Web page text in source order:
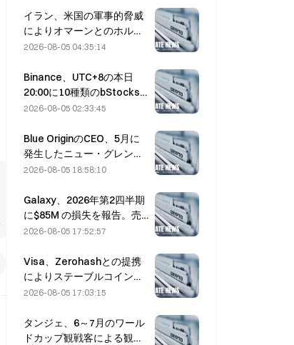
リオを裏付けられるか？
イラン、米国の軍事的脅威
によりオマーンとのホルム
ズ海峡合意が遅延すると表
2026-08-05 04:35:14
Binance、UTC+8の本日
20:00に10種類のbStocks
取引ペアの取引を開始、メ
2026-08-05 02:33:45
Blue OriginのCEO、5月に
発生したニュー・グレンの
爆発はBE-4エンジンのバル
2026-08-05 18:58:10
Galaxy、2026年第2四半期
に$85M の損失を報告。売
上高は3億ドル下振れし、株
2026-08-05 17:52:57
Visa、Zerohashとの提携
によりステーブルコイン決
済をVisa Directに統合
2026-08-05 17:03:15
タンジェ、6～7月のワール
ドカップ観戦客による観光